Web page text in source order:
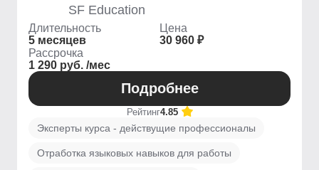
SF Education
Длительность
5 месяцев
Цена
30 960 ₽
Рассрочка
1 290 руб. /мес
Подробнее
Рейтинг4.85
Эксперты курса - действущие профессионалы
Отработка языковых навыков для работы